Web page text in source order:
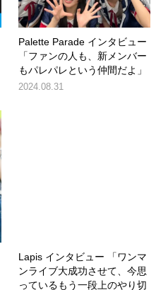
Palette Parade インタビュー
「ファンの人も、新メンバー
もパレパレという仲間だよ」
2024.08.31
Lapis インタビュー 「ワンマ
ンライブ大成功させて、今思
っているもう一段上のやり切